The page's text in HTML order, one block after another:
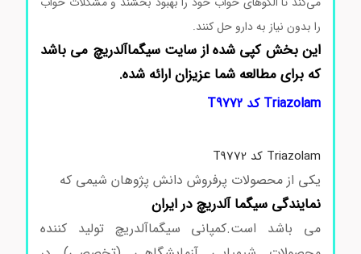
را بدون نیاز به دارو حل کنند.
این بخش کپی شده از سایت سیگماآلدریچ می باشد
که برای مطالعه شما عزیزان ارائه شده.
Triazolam کد T9772
Triazolam کد T9772
یکی از محصولات پرفروش دانش پژوهان شیمی که
نمایندگی سیگما آلدریچ در ایران
می باشد است.کمپانی سیگماآلدریچ تولید کننده